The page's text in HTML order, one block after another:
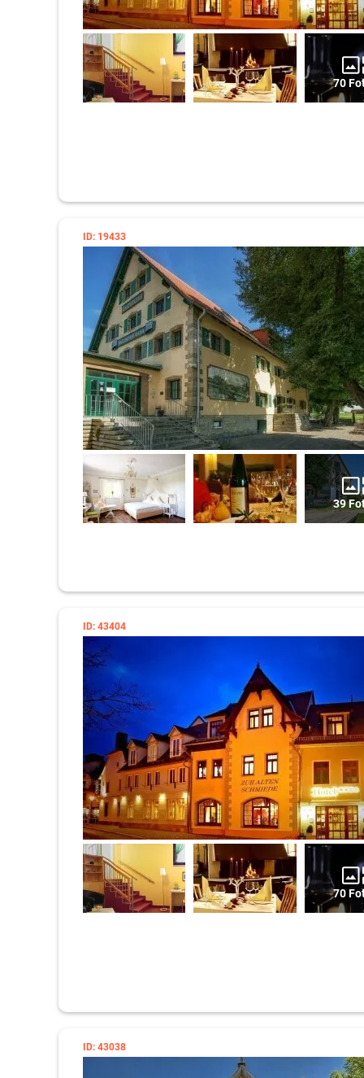
70
ID: 19433
39
ID: 43404
70
ID: 43038